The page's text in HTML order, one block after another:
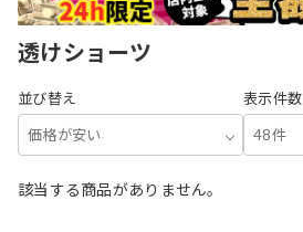
透けショーツ
並び替え
価格が安い
表示件数
48件
該当する商品がありません。